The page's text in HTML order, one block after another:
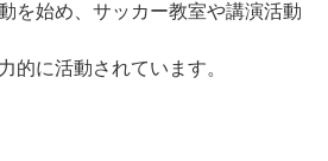
を始め、サッカー教室や講演活動
的に活動されています。